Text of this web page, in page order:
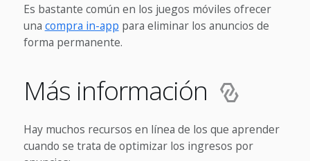
Es bastante común en los juegos móviles ofrecer
una compra in-app para eliminar los anuncios de
forma permanente.
Más información
Hay muchos recursos en línea de los que aprender
cuando se trata de optimizar los ingresos por